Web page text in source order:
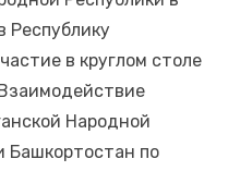
член Союза писателей ЛНР
почти 40 тыс.
состоялось в
Республику
в круглом столе
Народной
Башкортостан по